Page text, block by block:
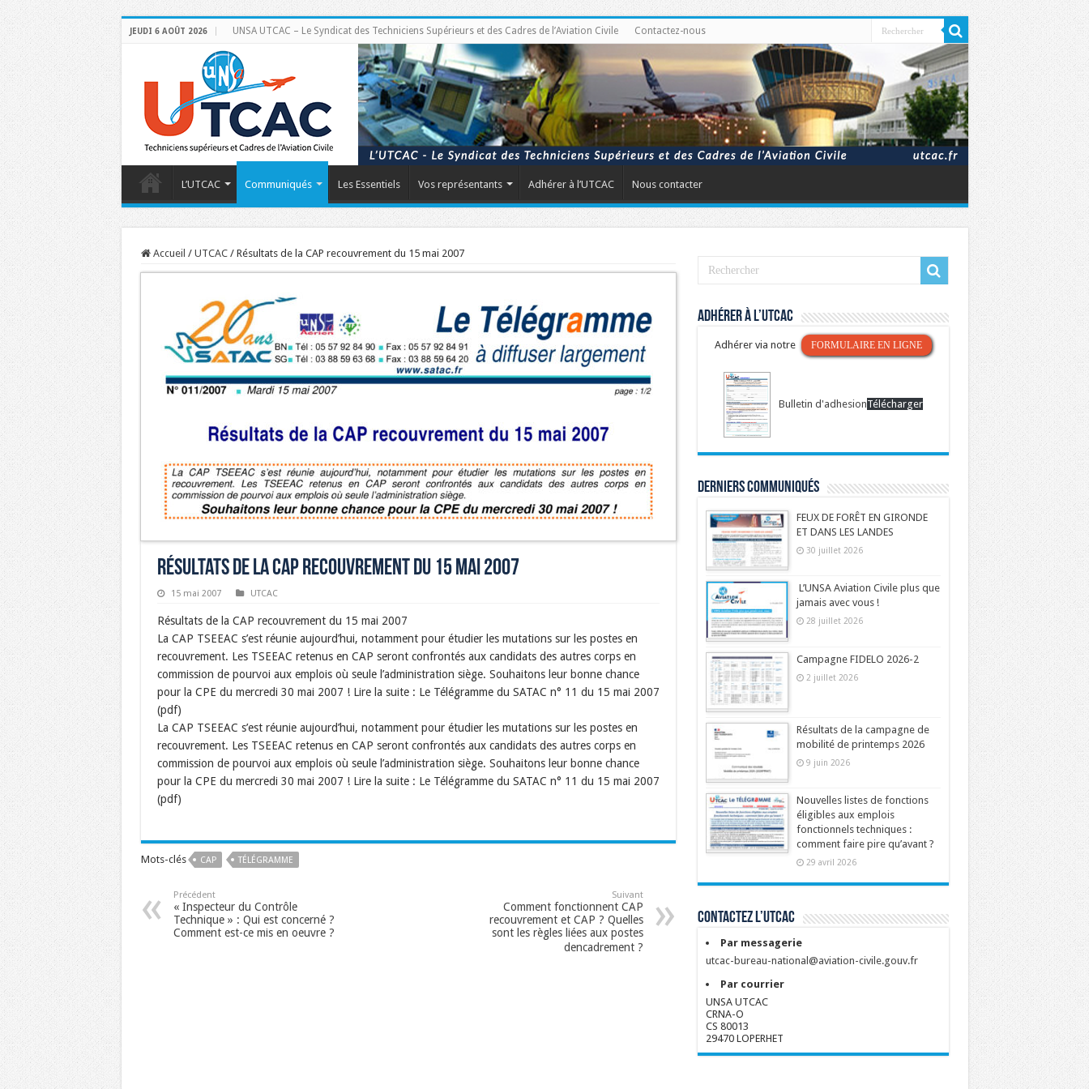
JEUDI 6 AOÛT 2026 UNSA UTCAC – Le Syndicat des Techniciens Supérieurs et des Cadres de l’Aviation Civile Contactez-nous
L’UTCAC Communiqués Les Essentiels Vos représentants Adhérer à l’UTCAC Nous contacter
Accueil / UTCAC / Résultats de la CAP recouvrement du 15 mai 2007
Résultats de la CAP recouvrement du 15 mai 2007
15 mai 2007 UTCAC
Résultats de la CAP recouvrement du 15 mai 2007
La CAP TSEEAC s’est réunie aujourd’hui, notamment pour étudier les mutations sur les postes en
recouvrement. Les TSEEAC retenus en CAP seront confrontés aux candidats des autres corps en
commission de pourvoi aux emplois où seule l’administration siège. Souhaitons leur bonne chance
pour la CPE du mercredi 30 mai 2007 ! Lire la suite : Le Télégramme du SATAC n° 11 du 15 mai 2007
(pdf)
La CAP TSEEAC s’est réunie aujourd’hui, notamment pour étudier les mutations sur les postes en
recouvrement. Les TSEEAC retenus en CAP seront confrontés aux candidats des autres corps en
commission de pourvoi aux emplois où seule l’administration siège. Souhaitons leur bonne chance
pour la CPE du mercredi 30 mai 2007 ! Lire la suite : Le Télégramme du SATAC n° 11 du 15 mai 2007
(pdf)
Mots-clés CAP TÉLÉGRAMME
Précédent
« Inspecteur du Contrôle
Technique » : Qui est concerné ?
Comment est-ce mis en oeuvre ?
Suivant
Comment fonctionnent CAP
recouvrement et CAP ? Quelles
sont les règles liées aux postes
dencadrement ?
Adhérer à l’UTCAC
Adhérer via notre FORMULAIRE EN LIGNE
Bulletin d'adhesionTélécharger
Derniers communiqués
FEUX DE FORÊT EN GIRONDE
ET DANS LES LANDES
30 juillet 2026
L’UNSA Aviation Civile plus que
jamais avec vous !
28 juillet 2026
Campagne FIDELO 2026-2
2 juillet 2026
Résultats de la campagne de
mobilité de printemps 2026
9 juin 2026
Nouvelles listes de fonctions
éligibles aux emplois
fonctionnels techniques :
comment faire pire qu’avant ?
29 avril 2026
Contactez l’UTCAC
Par messagerie
utcac-bureau-national@aviation-civile.gouv.fr
Par courrier
UNSA UTCAC
CRNA-O
CS 80013
29470 LOPERHET